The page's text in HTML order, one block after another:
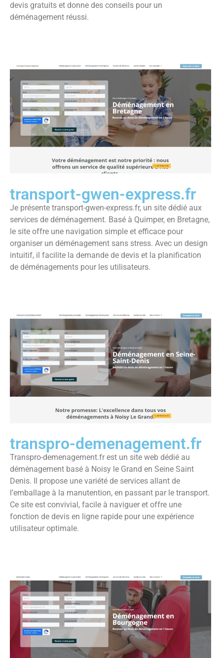
devis gratuits et donne des conseils pour un
déménagement réussi.
transport-gwen-express.fr
Je présente transport-gwen-express.fr, un site dédié aux
services de déménagement. Basé à Quimper, en Bretagne,
le site offre une navigation simple et efficace pour
organiser un déménagement sans stress. Avec un design
intuitif, il facilite la demande de devis et la planification
de déménagements pour les utilisateurs.
transpro-demenagement.fr
Transpro-demenagement.fr est un site web dédié au
déménagement basé à Noisy le Grand en Seine Saint
Denis. Il propose une variété de services allant de
l’emballage à la manutention, en passant par le transport.
Ce site est convivial, facile à naviguer et offre une
fonction de devis en ligne rapide pour une expérience
utilisateur optimale.